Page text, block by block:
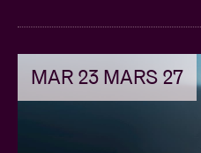
MAR 23 MARS 27